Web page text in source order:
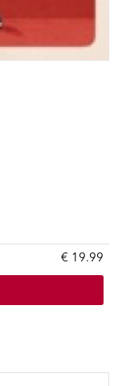
€ 19.99